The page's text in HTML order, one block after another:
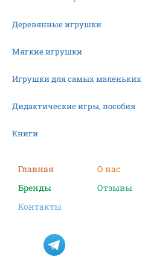
Деревянные игрушки
Мягкие игрушки
Игрушки для самых маленьких
Дидактические игры, пособия
Книги
Фигурки
Наборы для творчества
Главная О нас
Бренды
Отзывы
Контакты